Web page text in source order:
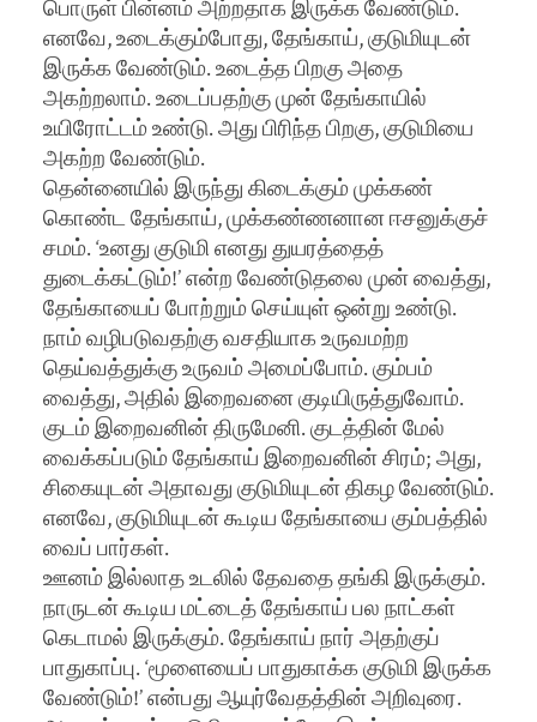
பொருள் பின்னம் அற்றதாக இருக்க வேண்டும்.
எனவே, உடைக்கும்போது, தேங்காய், குடுமியுடன்
இருக்க வேண்டும். உடைத்த பிறகு அதை
அகற்றலாம். உடைப்பதற்கு முன் தேங்காயில்
உயிரோட்டம் உண்டு. அது பிரிந்த பிறகு, குடுமியை
அகற்ற வேண்டும்.
தென்னையில் இருந்து கிடைக்கும் முக்கண்
கொண்ட தேங்காய், முக்கண்ணனான ஈசனுக்குச்
சமம். ‘உனது குடுமி எனது துயரத்தைத்
துடைக்கட்டும்!’ என்ற வேண்டுதலை முன் வைத்து,
தேங்காயைப் போற்றும் செய்யுள் ஒன்று உண்டு.
நாம் வழிபடுவதற்கு வசதியாக உருவமற்ற
தெய்வத்துக்கு உருவம் அமைப்போம். கும்பம்
வைத்து, அதில் இறைவனை குடியிருத்துவோம்.
குடம் இறைவனின் திருமேனி. குடத்தின் மேல்
வைக்கப்படும் தேங்காய் இறைவனின் சிரம்; அது,
சிகையுடன் அதாவது குடுமியுடன் திகழ வேண்டும்.
எனவே, குடுமியுடன் கூடிய தேங்காயை கும்பத்தில்
வைப் பார்கள்.
ஊனம் இல்லாத உடலில் தேவதை தங்கி இருக்கும்.
நாருடன் கூடிய மட்டைத் தேங்காய் பல நாட்கள்
கெடாமல் இருக்கும். தேங்காய் நார் அதற்குப்
பாதுகாப்பு. ‘மூளையைப் பாதுகாக்க குடுமி இருக்க
வேண்டும்!’ என்பது ஆயுர்வேதத்தின் அறிவுரை.